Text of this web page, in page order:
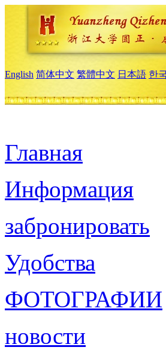
English 简体中文 繁體中文 日本語 한
Главная
Информация
забронировать
Удобства
ФОТОГРАФИИ
новости